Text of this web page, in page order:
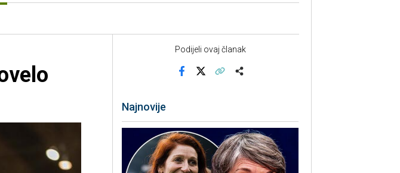
Podijeli ovaj članak
Najnovije